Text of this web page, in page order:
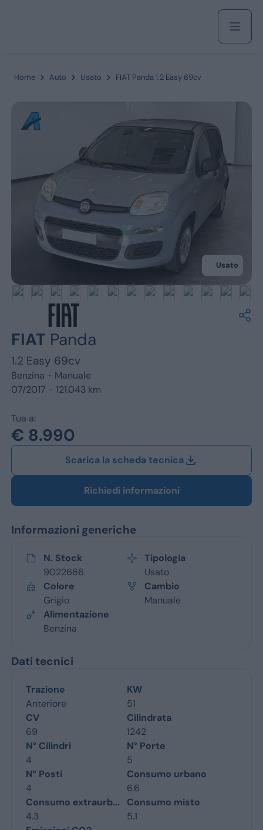
Acquista
Azienda
Servizi
Marchi
Fiat
Jeep
Alfa Romeo
Home Auto Usato FIAT Panda 1.2 Easy 69cv
Usato
FIAT Panda
1.2 Easy 69cv
Benzina - Manuale
07/2017 - 121.043 km
Tua a:
€ 8.990
Scarica la scheda tecnica
Richiedi informazioni
Informazioni generiche
N. Stock
9022666
Tipologia
Usato
Colore
Grigio
Cambio
Manuale
Alimentazione
Benzina
Dati tecnici
Trazione
Anteriore
KW
51
CV
69
Cilindrata
1242
N° Cilindri
4
N° Porte
5
N° Posti
4
Consumo urbano
6.6
Consumo extraurb...
4.3
Consumo misto
5.1